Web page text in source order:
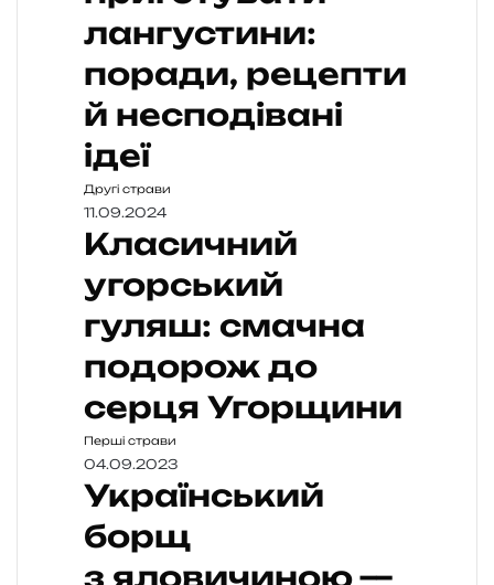
лангустини:
поради, рецепти
й несподівані
ідеї
Другі страви
11.09.2024
Класичний
угорський
гуляш: смачна
подорож до
серця Угорщини
Перші страви
04.09.2023
Український
борщ